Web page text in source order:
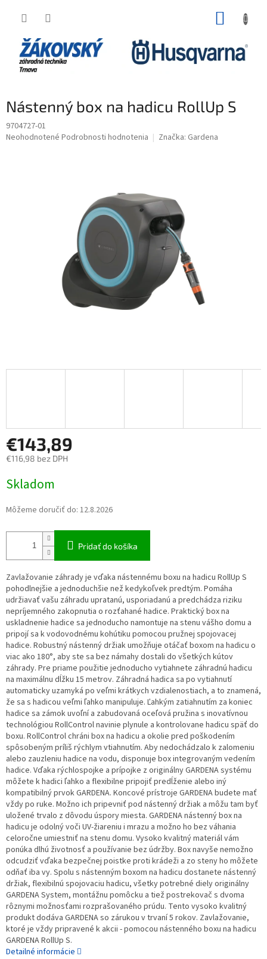
Nástenný box na hadicu RollUp S
9704727-01
Priemerné hodnotenie produktu je 0,0 z 5 hviezdičiek.
Neohodnotené Podrobnosti hodnotenia Značka: Gardena
€143,89
€116,98 bez DPH
Skladom
Môžeme doručiť do: 12.8.2026
Pridať do košíka
Zavlažovanie záhrady je vďaka nástennému boxu na hadicu RollUp S
pohodlnejšie a jednoduchšie než kedykoľvek predtým. Pomáha
udržiavať vašu záhradu upratanú, usporiadanú a predchádza riziku
nepríjemného zakopnutia o rozťahané hadice. Praktický box na
uskladnenie hadice sa jednoducho namontuje na stenu vášho domu a
pripojí sa k vodovodnému kohútiku pomocou pružnej spojovacej
hadice. Robustný nástenný držiak umožňuje otáčať boxom na hadicu o
viac ako 180°, aby ste sa bez námahy dostali do všetkých kútov
záhrady. Pre priame použitie jednoducho vytiahnete záhradnú hadicu
na maximálnu dĺžku 15 metrov. Záhradná hadica sa po vytiahnutí
automaticky uzamyká po veľmi krátkych vzdialenostiach, a to znamená,
že sa s hadicou veľmi ľahko manipuluje. Ľahkým zatiahnutím za koniec
hadice sa zámok uvoľní a zabudovaná oceľová pružina s inovatívnou
technológiou RollControl navinie plynule a kontrolovane hadicu späť do
boxu. RollControl chráni box na hadicu a okolie pred poškodením
spôsobeným príliš rýchlym vtiahnutím. Aby nedochádzalo k zalomeniu
alebo zauzleniu hadice na vodu, disponuje box integrovaným vedením
hadice. Vďaka rýchlospojke a prípojke z originálny GARDENA systému
môžete k hadici ľahko a flexibilne pripojiť predĺženie alebo iný
kompatibilný prvok GARDENA. Koncové prístroje GARDENA budete mať
vždy po ruke. Možno ich pripevniť pod nástenný držiak a môžu tam byť
uložené trvalo z dôvodu úspory miesta. GARDENA nástenný box na
hadicu je odolný voči UV-žiareniu i mrazu a možno ho bez váhania
celoročne umiestniť na stenu domu. Vysoko kvalitný materiál vám
ponúka dlhú životnosť a používanie bez údržby. Box navyše nemožno
odcudziť vďaka bezpečnej poistke proti krádeži a zo steny ho môžete
odňať iba vy. Spolu s nástenným boxom na hadicu dostanete nástenný
držiak, flexibilnú spojovaciu hadicu, všetky potrebné diely originálny
GARDENA System, montážnu pomôcku a tiež postrekovač s dvoma
rôznymi možnosťami rozprašovaného prúdu. Tento vysoko kvalitný
produkt dodáva GARDENA so zárukou v trvaní 5 rokov. Zavlažovanie,
ktoré je vždy pripravené k akcii - pomocou nástenného boxu na hadicu
GARDENA RollUp S.
Detailné informácie